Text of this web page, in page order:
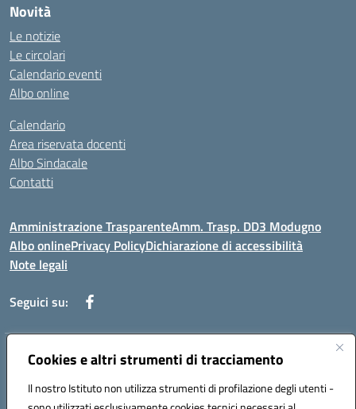
Cookies e altri strumenti di tracciamento
Il nostro Istituto non utilizza strumenti di profilazione degli utenti -
Novità
Le notizie
Le circolari
Calendario eventi
Albo online
Calendario
Area riservata docenti
Albo Sindacale
Contatti
Amministrazione TrasparenteAmm. Trasp. DD3 Modugno
Albo onlinePrivacy PolicyDichiarazione di accessibilità
Note legali
Seguici su:
Indirizzo:Via Magna Grecia, 1 - 70026 Modugno (Bari)
Posta elettronica certificata (PEC):baic8ap005@pec.istruzione.it